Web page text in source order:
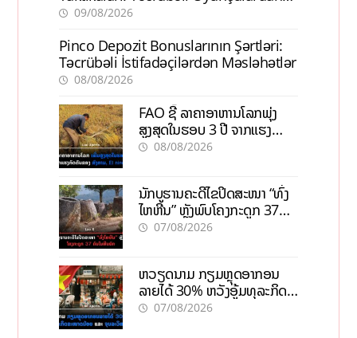
İpuçları
09/08/2026
Pinco Depozit Bonuslarının Şərtləri:
Təcrübəli İstifadəçilərdən Məsləhətlər
08/08/2026
FAO ຊີ້ ລາຄາອາຫານໂລກພຸ່ງ
ສູງສຸດໃນຮອບ 3 ປີ ຈາກແຮງ
ກົດດັນຂອງສົງຄາມ, El nino
08/08/2026
ນັກບູຮານຄະດີໄຂປິດສະໜາ “ທົ່ງ
ໄຫຫີນ” ຫຼັງພົບໂຄງກະດູກ 37
ຄົນໃນຫີນຍັກ
07/08/2026
ຫວຽດນາມ ກຽມຫຼຸດອາກອນ
ລາຍໄດ້ 30% ຫວັງອູ້ມທຸລະກິດ
ຂະໜາດນ້ອຍ ແລະ ຈຸນລະ
07/08/2026